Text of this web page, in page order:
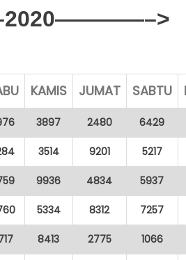
KAMIS JUMAT SABTU
3897 2480 6429
3514 9201 5217
9936 4834 5937
5334 8312 7257
8413 2775 1066